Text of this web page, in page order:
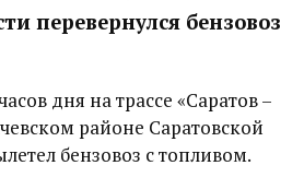
перевернулся бензовоз
дня на трассе «Саратов –
районе Саратовской
бензовоз с топливом.